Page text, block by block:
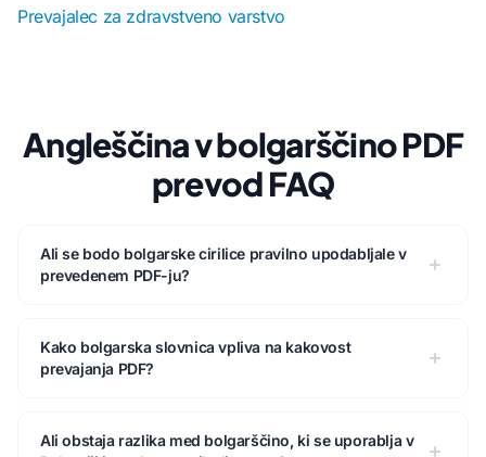
Prevajalec za zdravstveno varstvo
Angleščina v bolgarščino PDF
prevod FAQ
Ali se bodo bolgarske cirilice pravilno upodabljale v
prevedenem PDF-ju?
Kako bolgarska slovnica vpliva na kakovost
prevajanja PDF?
Ali obstaja razlika med bolgarščino, ki se uporablja v